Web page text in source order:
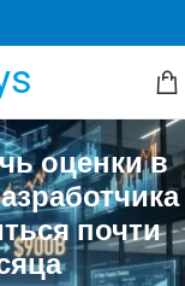
оценки в
почти